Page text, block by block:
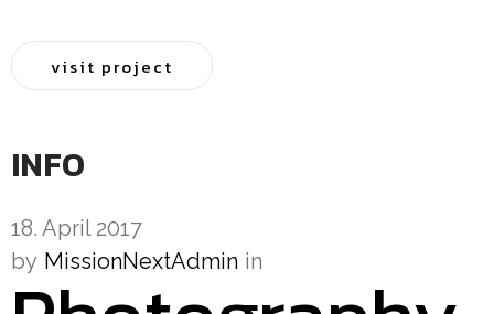
visit project
INFO
18. April 2017
by MissionNextAdmin in